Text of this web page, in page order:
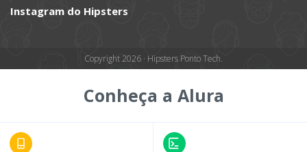
Instagram do Hipsters
Copyright 2026 · Hipsters Ponto Tech.
Conheça a Alura